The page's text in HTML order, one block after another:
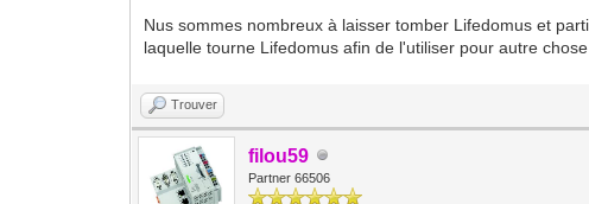
Nus sommes nombreux à laisser tomber Lifedomus et
laquelle tourne Lifedomus afin de l'utiliser pour autre
Trouver
filou59
Partner 66506